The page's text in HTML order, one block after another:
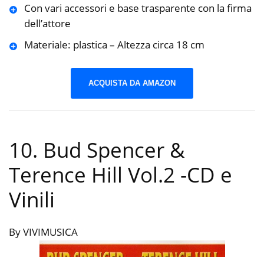
Con vari accessori e base trasparente con la firma
dell’attore
Materiale: plastica – Altezza circa 18 cm
ACQUISTA DA AMAZON
10. Bud Spencer &
Terence Hill Vol.2 -CD e
Vinili
By VIVIMUSICA